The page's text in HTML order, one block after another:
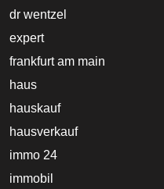
dr wentzel
expert
frankfurt am main
haus
hauskauf
hausverkauf
immo 24
immobil